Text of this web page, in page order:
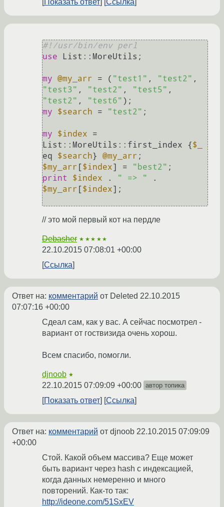
Показать ответ
Ссылка
#!/usr/bin/env perl
use List::MoreUtils;
my @my_arr = ( "test1" , "test2"
"test3" , "test2" , "test5"
"test2" , "test6"
my
$search = "test2" ;
my $index =
List::MoreUtils::first_index {$_
eq $search} @my_arr
$my_arr [$index] = "best2"
print
$index . " => "
$my_arr [$index];
// это мой первый кот на пердле
Debasher ★★★★★
22.10.2015 07:08:01 +00:00
Ссылка
Ответ на: комментарий от Deleted 22.10.2015
07:07:16 +00:00
Сдеал сам, как у вас. А сейчас посмотрел -
вариант от гоствизида очень хорош.
Всем спасибо, помогли.
djnoob ★
22.10.2015 07:09:09 +00:00 автор топика
Показать ответ Ссылка
Ответ на: комментарий от djnoob 22.10.2015 07:09:09
+00:00
Стой. Какой объем массива? Еще может
быть вариант через hash с индексацией,
когда данных немеренно и много
повторений. Как-то так:
http://ideone.com/51SxEV